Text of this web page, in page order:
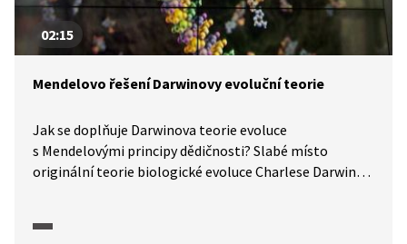
02:15
Mendelovo řešení Darwinovy evoluční teorie
Jak se doplňuje Darwinova teorie evoluce
s Mendelovými principy dědičnosti? Slabé místo
originální teorie biologické evoluce Charlese Darwina
Toto vyvrací experimentální práce Gregora Mendela,